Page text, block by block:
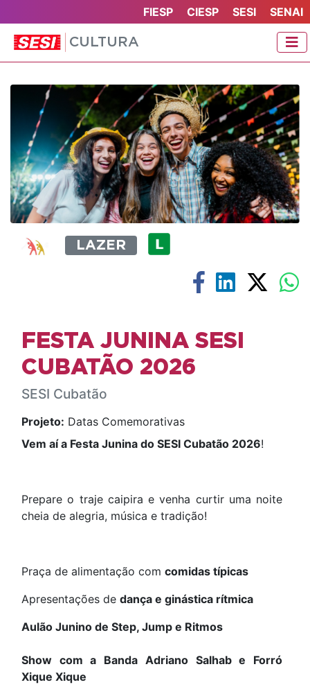
FIESP CIESP SESI SENAI
CULTURA
LAZER
FESTA JUNINA SESI
CUBATÃO 2026
SESI Cubatão
Projeto: Datas Comemorativas
Vem aí a Festa Junina do SESI Cubatão 2026!
Prepare o traje caipira e venha curtir uma noite
cheia de alegria, música e tradição!
Praça de alimentação com comidas típicas
Apresentações de dança e ginástica rítmica
Aulão Junino de Step, Jump e Ritmos
Show com a Banda Adriano Salhab e Forró
Xique Xique